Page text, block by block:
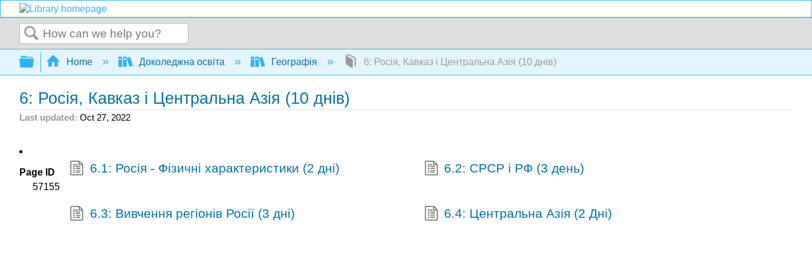
Search
Expand/collapse global hierarchy
Home Доколеджна освіта Географія 6: Росія, Кавказ і Центральна Азія (10 днів)
6: Росія, Кавказ і Центральна Азія (10 днів)
Last updated Oct 27, 2022
Page ID
57155
6.1: Росія - Фізичні характеристики (2 дні) 6.2: СРСР і РФ (3 день)
6.3: Вивчення регіонів Росії (3 дні) 6.4: Центральна Азія (2 Дні)